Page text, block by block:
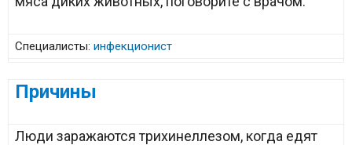
Специалисты: инфекционист
Причины
Люди заражаются трихинеллезом, когда едят